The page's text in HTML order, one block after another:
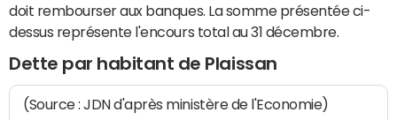
doit rembourser aux banques. La somme présentée ci-
dessus représente l'encours total au 31 décembre.
Dette par habitant de Plaissan
(Source : JDN d'après ministère de l'Economie)